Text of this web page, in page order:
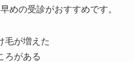
めの受診がおすすめです。
毛が増えた
ろがある